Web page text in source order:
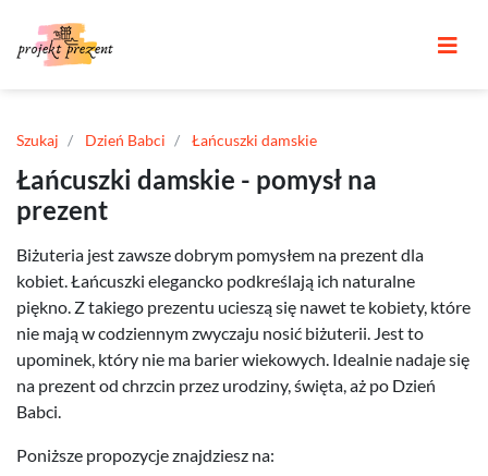
Szukaj Dzień Babci Łańcuszki damskie
Łańcuszki damskie - pomysł na
prezent
Biżuteria jest zawsze dobrym pomysłem na prezent dla
kobiet. Łańcuszki elegancko podkreślają ich naturalne
piękno. Z takiego prezentu ucieszą się nawet te kobiety, które
nie mają w codziennym zwyczaju nosić biżuterii. Jest to
upominek, który nie ma barier wiekowych. Idealnie nadaje się
na prezent od chrzcin przez urodziny, święta, aż po Dzień
Babci.
Poniższe propozycje znajdziesz na: